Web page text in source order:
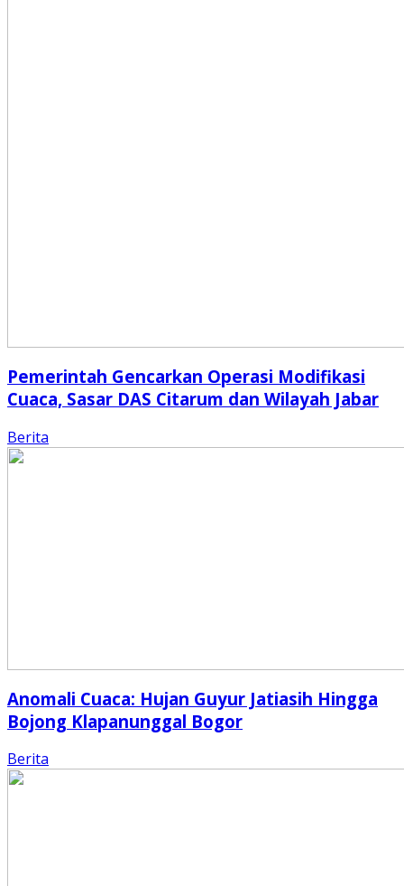
Pemerintah Gencarkan Operasi Modifikasi
Cuaca, Sasar DAS Citarum dan Wilayah Jabar
Berita
Anomali Cuaca: Hujan Guyur Jatiasih Hingga
Bojong Klapanunggal Bogor
Berita